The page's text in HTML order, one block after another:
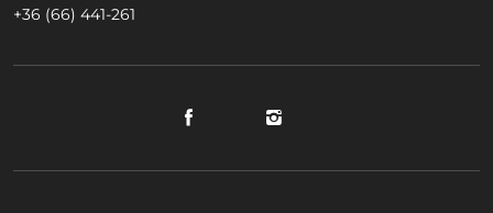
+36 (66) 441-261